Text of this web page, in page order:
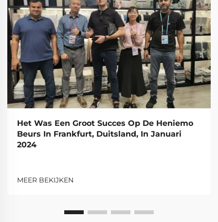
Het Was Een Groot Succes Op De Heniemo
Beurs In Frankfurt, Duitsland, In Januari
2024
MEER BEKIJKEN